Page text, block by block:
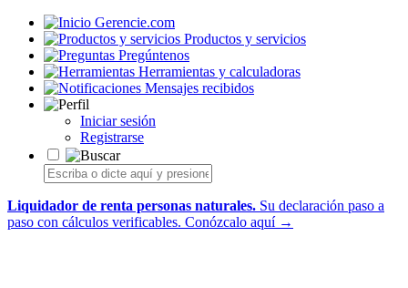
Gerencie.com
Productos y servicios
Pregúntenos
Herramientas y calculadoras
Mensajes recibidos
Iniciar sesión
Registrarse
Liquidador de renta personas naturales. Su declaración paso a
paso con cálculos verificables. Conózcalo aquí →